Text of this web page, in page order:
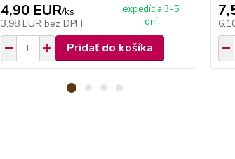
4,90 EUR/ks
3,98 EUR bez DPH
expedícia 3-5
dní
Pridať do košíka